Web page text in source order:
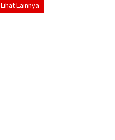
Lihat Lainnya